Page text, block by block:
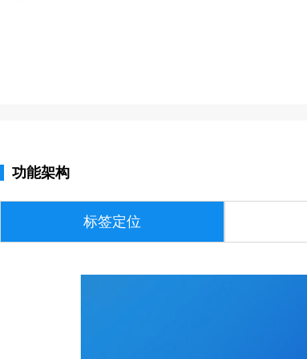
功能架构
标签定位